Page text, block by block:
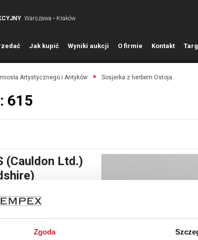
Zgoda
Warszawa • Kraków
Jak kupić Wyniki aukcji O firmie Kontakt T
Artystycznego i Antyków Sosjerka z herbem Ostoja.
615
(Cauldon Ltd.)
druk kobaltem